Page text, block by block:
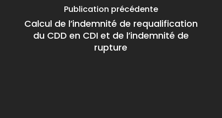
Publication précédente
Calcul de l’indemnité de requalification
du CDD en CDI et de l’indemnité de
rupture